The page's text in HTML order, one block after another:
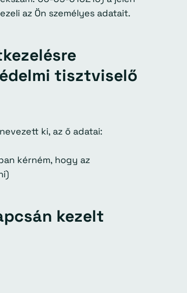
az Ön személyes adatait.
tisztviselő
ki, az ő adatai:
kérném, hogy az
kezelt